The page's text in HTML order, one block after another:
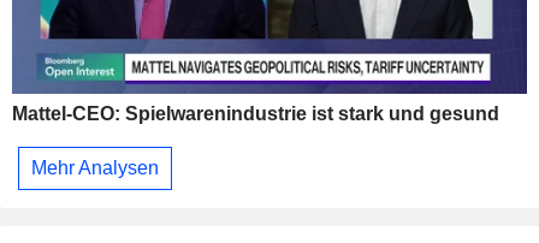
Mattel-CEO: Spielwarenindustrie ist stark und gesund
Mehr Analysen